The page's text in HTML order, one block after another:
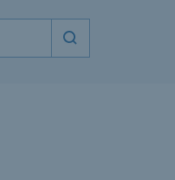
Iniciar búsqueda